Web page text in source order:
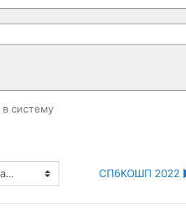
в систему
СПбКОШП 2022